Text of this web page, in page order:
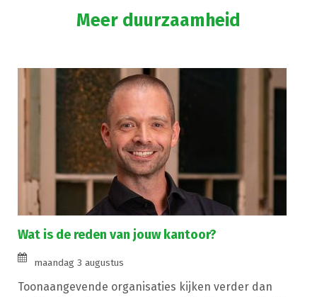
Meer duurzaamheid
Wat is de reden van jouw kantoor?
maandag 3 augustus
Toonaangevende organisaties kijken verder dan